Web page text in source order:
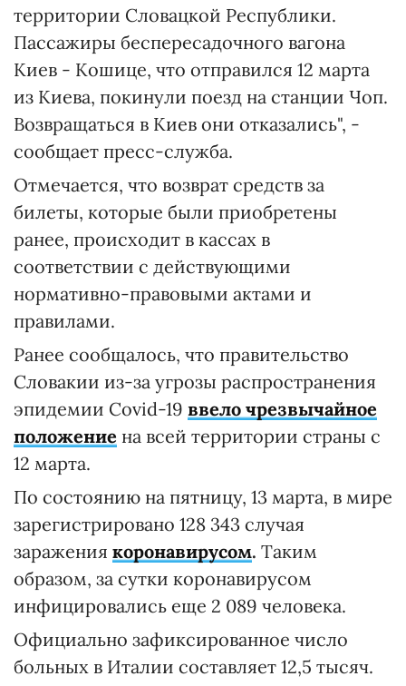
территории Словацкой Республики.
Пассажиры беспересадочного вагона
Киев - Кошице, что отправился 12 марта
из Киева, покинули поезд на станции Чоп.
Возвращаться в Киев они отказались", -
сообщает пресс-служба.
Отмечается, что возврат средств за
билеты, которые были приобретены
ранее, происходит в кассах в
соответствии с действующими
нормативно-правовыми актами и
правилами.
Ранее сообщалось, что правительство
Словакии из-за угрозы распространения
эпидемии Cоvid-19 ввело чрезвычайное
положение на всей территории страны с
12 марта.
По состоянию на пятницу, 13 марта, в мире
зарегистрировано 128 343 случая
заражения коронавирусом. Таким
образом, за сутки коронавирусом
инфицировались еще 2 089 человека.
Официально зафиксированное число
больных в Италии составляет 12,5 тысяч.